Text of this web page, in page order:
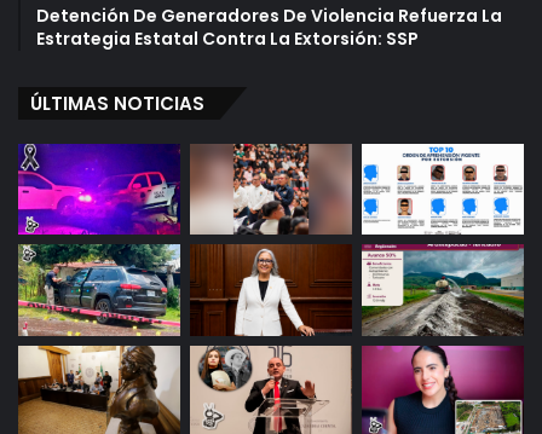
Detención De Generadores De Violencia Refuerza La
Estrategia Estatal Contra La Extorsión: SSP
ÚLTIMAS NOTICIAS